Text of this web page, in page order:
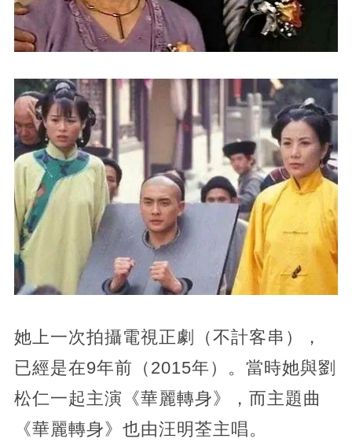
她上一次拍攝電視正劇（不計客串），
已經是在9年前（2015年）。當時她與劉
松仁一起主演《華麗轉身》，而主題曲
《華麗轉身》也由汪明荃主唱。